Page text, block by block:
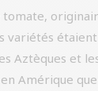
variétés
Aztèques et
Amérique